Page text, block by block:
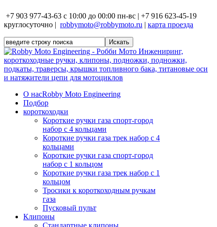
+7 903 977-43-63 с 10:00 до 00:00 пн-вс | +7 916 623-45-19
круглосуточно | robbymoto@robbymoto.ru | карта проезда
О насRobby Moto Engineering
Подбор
короткоходки
Короткие ручки газа спорт-город
набор с 4 кольцами
Короткие ручки газа трек набор с 4
кольцами
Короткие ручки газа спорт-город
набор с 1 кольцом
Короткие ручки газа трек набор с 1
кольцом
Тросики к короткоходным ручкам
газа
Пусковый пульт
Клипоны
Стандартные клипоны